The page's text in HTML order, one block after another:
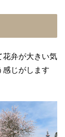
花弁が大きい気
感じがします